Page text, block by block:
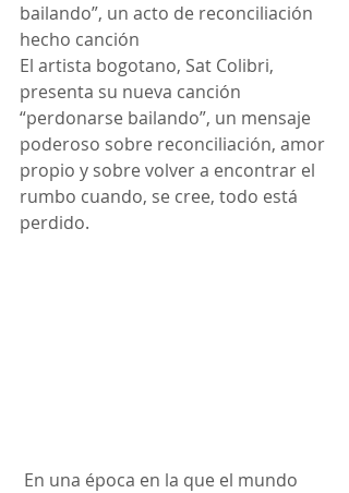
bailando”, un acto de reconciliación
hecho canción
El artista bogotano, Sat Colibri,
presenta su nueva canción
“perdonarse bailando”, un mensaje
poderoso sobre reconciliación, amor
propio y sobre volver a encontrar el
rumbo cuando, se cree, todo está
perdido.